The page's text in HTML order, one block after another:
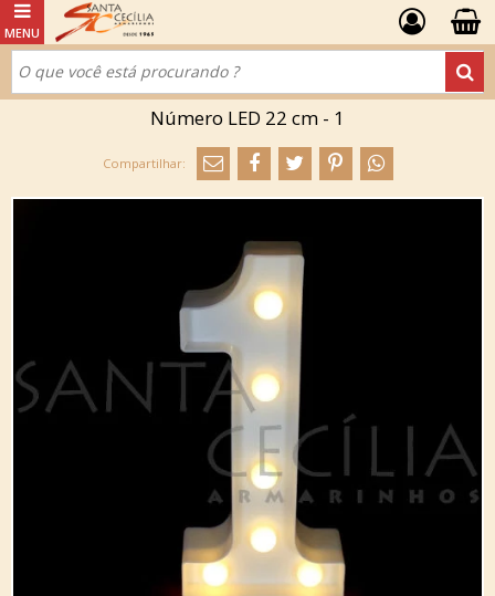
Número LED 22 cm - 1